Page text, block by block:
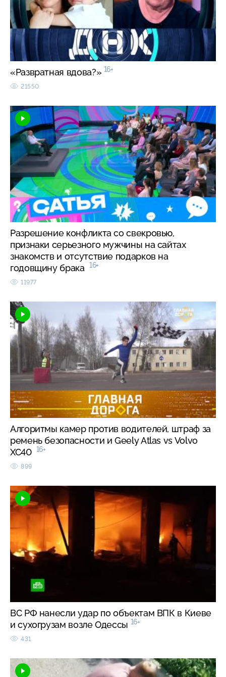
«Развратная вдова?» 16+
21550
Разрешение конфликта со свекровью,
признаки серьезного мужчины на сайтах
знакомств и отсутствие подарков на
годовщину брака
16+
11977
Алгоритмы камер против водителей, штраф за
ремень безопасности и Geely Atlas vs Volvo
XC40 16+
899
ВС РФ нанесли удар по объектам ВПК в Киеве
и сухогрузам возле Одессы 16+
431